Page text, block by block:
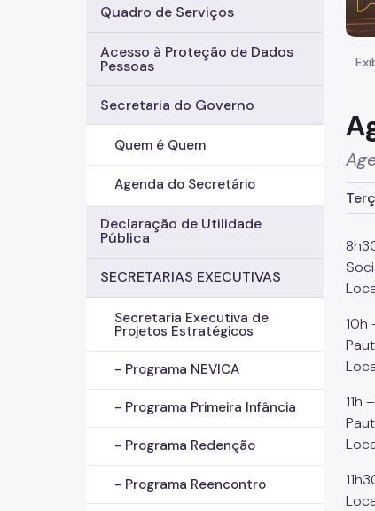
Quadro de Serviços
Acesso à Proteção de Dados
Pessoas
Secretaria do Governo
Quem é Quem
Agenda do Secretário
Declaração de Utilidade
Pública
SECRETARIAS EXECUTIVAS
Secretaria Executiva de
Projetos Estratégicos
- Programa NEVICA
- Programa Primeira Infância
- Programa Redenção
- Programa Reencontro
10h
11h